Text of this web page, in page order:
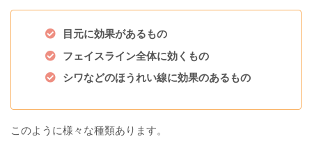
目元に効果があるもの
フェイスライン全体に効くもの
シワなどのほうれい線に効果のあるもの
このように様々な種類あります。